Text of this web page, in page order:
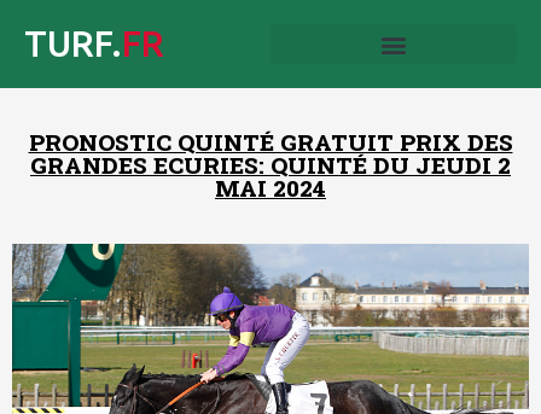
TURF.FR
PRONOSTIC QUINTÉ GRATUIT PRIX DES
GRANDES ECURIES: QUINTÉ DU JEUDI 2
MAI 2024